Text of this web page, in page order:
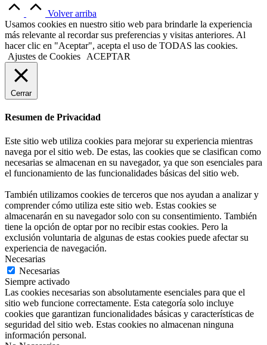
Volver arriba
Usamos cookies en nuestro sitio web para brindarle la experiencia
más relevante al recordar sus preferencias y visitas anteriores. Al
hacer clic en "Aceptar", acepta el uso de TODAS las cookies.
Ajustes de Cookies
ACEPTAR
Cerrar
Resumen de Privacidad
Este sitio web utiliza cookies para mejorar su experiencia mientras
navega por el sitio web. De estas, las cookies que se clasifican como
necesarias se almacenan en su navegador, ya que son esenciales para
el funcionamiento de las funcionalidades básicas del sitio web.
También utilizamos cookies de terceros que nos ayudan a analizar y
comprender cómo utiliza este sitio web. Estas cookies se
almacenarán en su navegador solo con su consentimiento. También
tiene la opción de optar por no recibir estas cookies. Pero la
exclusión voluntaria de algunas de estas cookies puede afectar su
experiencia de navegación.
Necesarias
Necesarias
Siempre activado
Las cookies necesarias son absolutamente esenciales para que el
sitio web funcione correctamente. Esta categoría solo incluye
cookies que garantizan funcionalidades básicas y características de
seguridad del sitio web. Estas cookies no almacenan ninguna
información personal.